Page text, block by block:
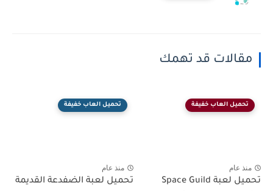
مقالات قد تهمك
تحميل العاب خفيفة
منذ عام
تحميل لعبة Space Guild
تحميل العاب خفيفة
منذ عام
تحميل لعبة الضفدعة القديمة